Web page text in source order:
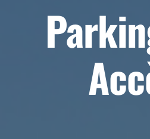
Combert Tour - 25 Km